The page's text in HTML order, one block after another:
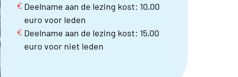
Deelname aan de lezing kost: 10,00
euro voor leden
Deelname aan de lezing kost: 15,00
euro voor niet leden